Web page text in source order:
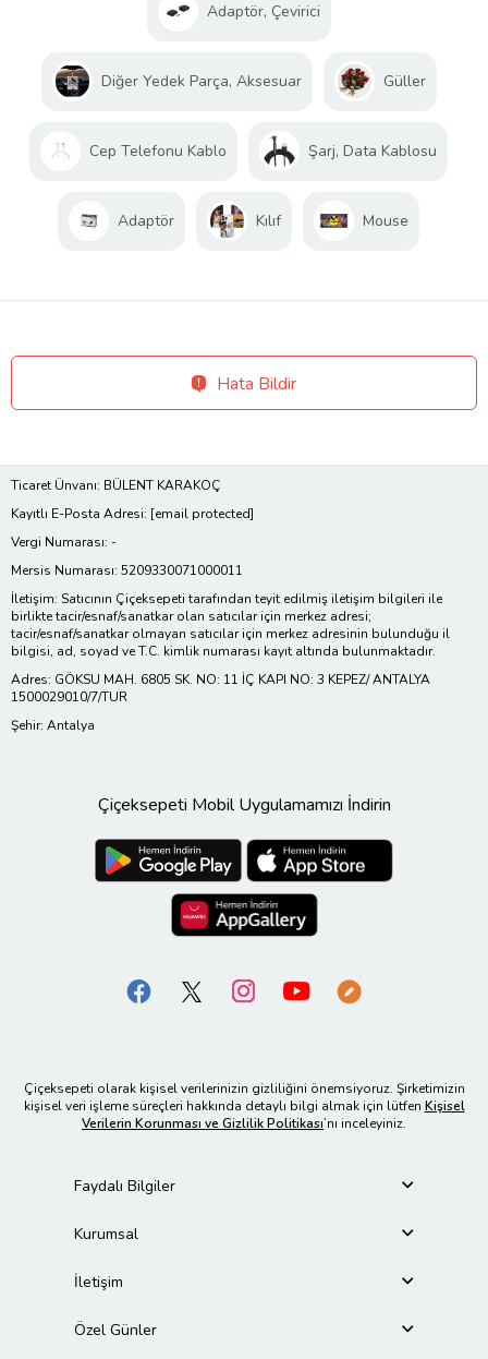
Adaptör, Çevirici
Diğer Yedek Parça, Aksesuar Güller
Cep Telefonu Kablo Şarj, Data Kablosu
Adaptör Kılıf Mouse
Hata Bildir
Ticaret Ünvanı: BÜLENT KARAKOÇ
Kayıtlı E-Posta Adresi: [email protected]
Vergi Numarası: -
Mersis Numarası: 5209330071000011
İletişim: Satıcının Çiçeksepeti tarafından teyit edilmiş iletişim bilgileri ile
birlikte tacir/esnaf/sanatkar olan satıcılar için merkez adresi;
tacir/esnaf/sanatkar olmayan satıcılar için merkez adresinin bulunduğu il
bilgisi, ad, soyad ve T.C. kimlik numarası kayıt altında bulunmaktadır.
Adres: GÖKSU MAH. 6805 SK. NO: 11 İÇ KAPI NO: 3 KEPEZ/ ANTALYA
1500029010/7/TUR
Şehir: Antalya
Çiçeksepeti Mobil Uygulamamızı İndirin
Çiçeksepeti olarak kişisel verilerinizin gizliliğini önemsiyoruz. Şirketimizin
kişisel veri işleme süreçleri hakkında detaylı bilgi almak için lütfen Kişisel
Verilerin Korunması ve Gizlilik Politikası’nı inceleyiniz.
Faydalı Bilgiler
Kurumsal
İletişim
Özel Günler